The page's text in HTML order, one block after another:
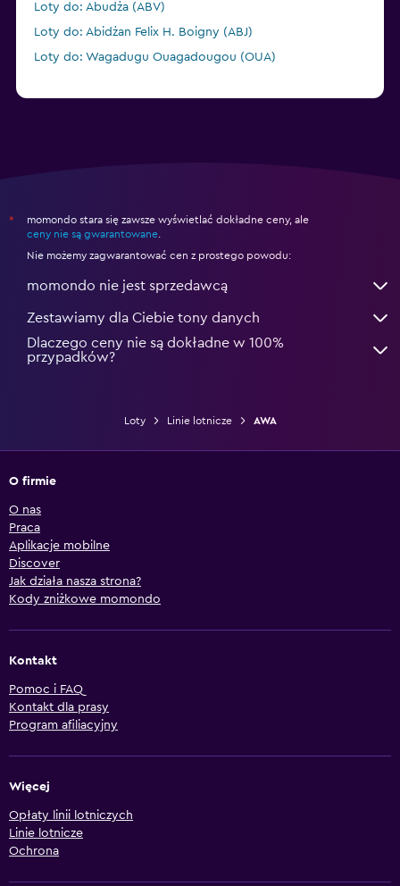
Loty do: Abudża (ABV)
Loty do: Abidżan Felix H. Boigny (ABJ)
Loty do: Wagadugu Ouagadougou (OUA)
*
momondo stara się zawsze wyświetlać dokładne ceny, ale
ceny nie są gwarantowane
Nie możemy zagwarantować cen z prostego powodu:
momondo nie jest sprzedawcą
Zestawiamy dla Ciebie tony danych
Dlaczego ceny nie są dokładne w 100%
przypadków?
Loty Linie lotnicze AWA
O firmie
O nas
Praca
Aplikacje mobilne
Discover
Jak działa nasza strona?
Kody zniżkowe momondo
Kontakt
Pomoc i FAQ
Kontakt dla prasy
Program afiliacyjny
Więcej
Opłaty linii lotniczych
Linie lotnicze
Ochrona